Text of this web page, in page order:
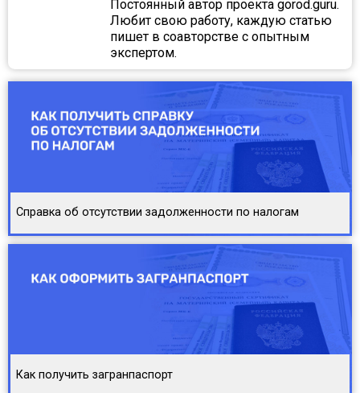
Постоянный автор проекта gorod.guru.
Любит свою работу, каждую статью
пишет в соавторстве с опытным
экспертом.
Справка об отсутствии задолженности по налогам
Как получить загранпаспорт